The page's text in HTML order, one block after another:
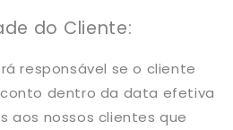
do Cliente:
responsável se o cliente
dentro da data efetiva
aos nossos clientes que